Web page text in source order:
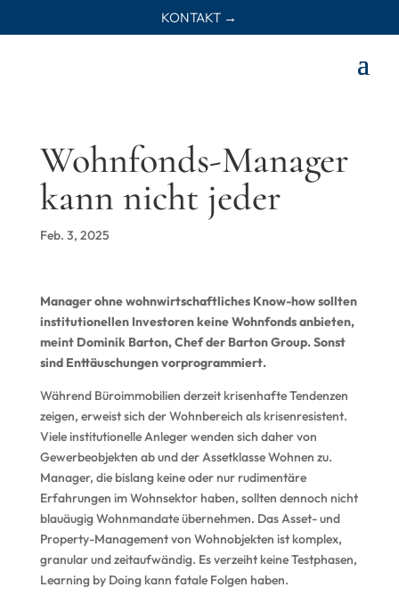
KONTAKT →
Wohnfonds-Manager
kann nicht jeder
Feb. 3, 2025
Manager ohne wohnwirtschaftliches Know-how sollten
institutionellen Investoren keine Wohnfonds anbieten,
meint Dominik Barton, Chef der Barton Group. Sonst
sind Enttäuschungen vorprogrammiert.
Während Büroimmobilien derzeit krisenhafte Tendenzen
zeigen, erweist sich der Wohnbereich als krisenresistent.
Viele institutionelle Anleger wenden sich daher von
Gewerbeobjekten ab und der Assetklasse Wohnen zu.
Manager, die bislang keine oder nur rudimentäre
Erfahrungen im Wohnsektor haben, sollten dennoch nicht
blauäugig Wohnmandate übernehmen. Das Asset- und
Property-Management von Wohnobjekten ist komplex,
granular und zeitaufwändig. Es verzeiht keine Testphasen,
Learning by Doing kann fatale Folgen haben.